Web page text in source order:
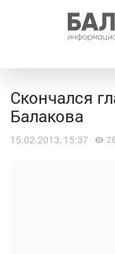
Скончался
Балакова
15.02.2013, 15:37